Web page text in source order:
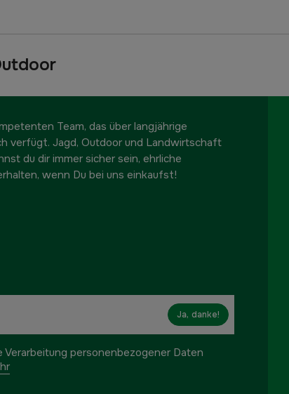
Team, das über langjährige
verfügt. Jagd, Outdoor und Landwirtschaft
du dir immer sicher sein, ehrliche
wenn Du bei uns einkaufst!
Ja, danke!
personenbezogener Daten